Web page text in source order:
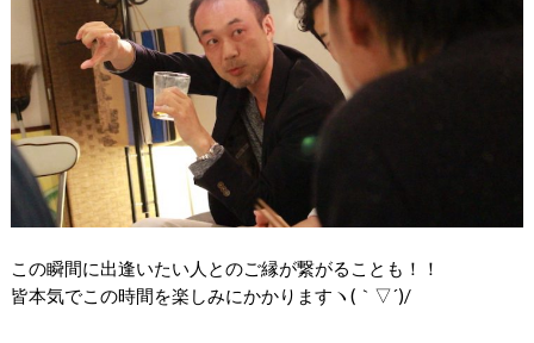
この瞬間に出逢いたい人とのご縁が繋がることも！！
皆本気でこの時間を楽しみにかかりますヽ(｀▽´)/